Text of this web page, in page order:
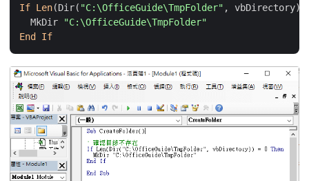
If Len(Dir( "C:\OfficeGuide\TmpFolder" ,
  MkDir
"C:\OfficeGuide\TmpFolder"
End
If